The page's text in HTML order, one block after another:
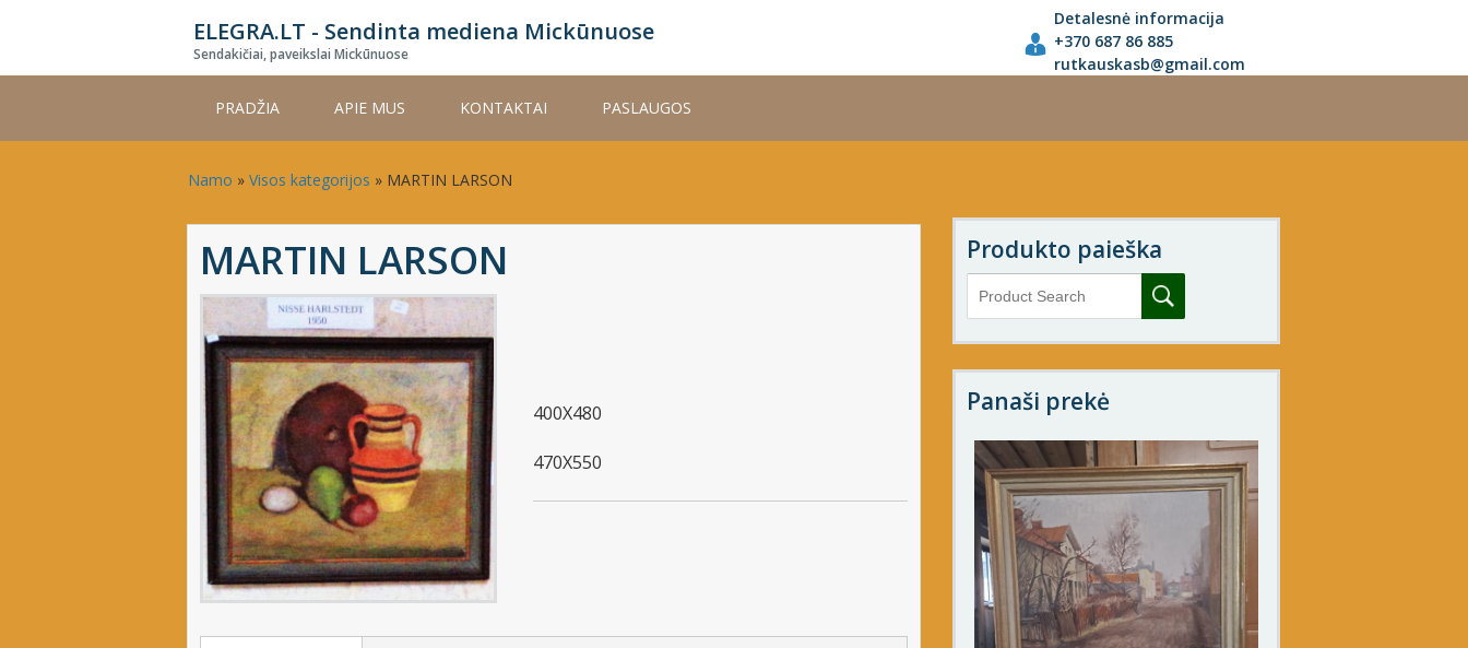
content
ELEGRA.LT - Sendinta mediena Mickūnuose
Sendakičiai, paveikslai Mickūnuose
Detalesnė informacija
+370 687 86 885
rutkauskasb@gmail.com
PRADŽIA APIE MUS KONTAKTAI PASLAUGOS
Namo » Visos kategorijos » MARTIN LARSON
MARTIN LARSON
400X480
470X550
Produkto paieška
Panaši prekė